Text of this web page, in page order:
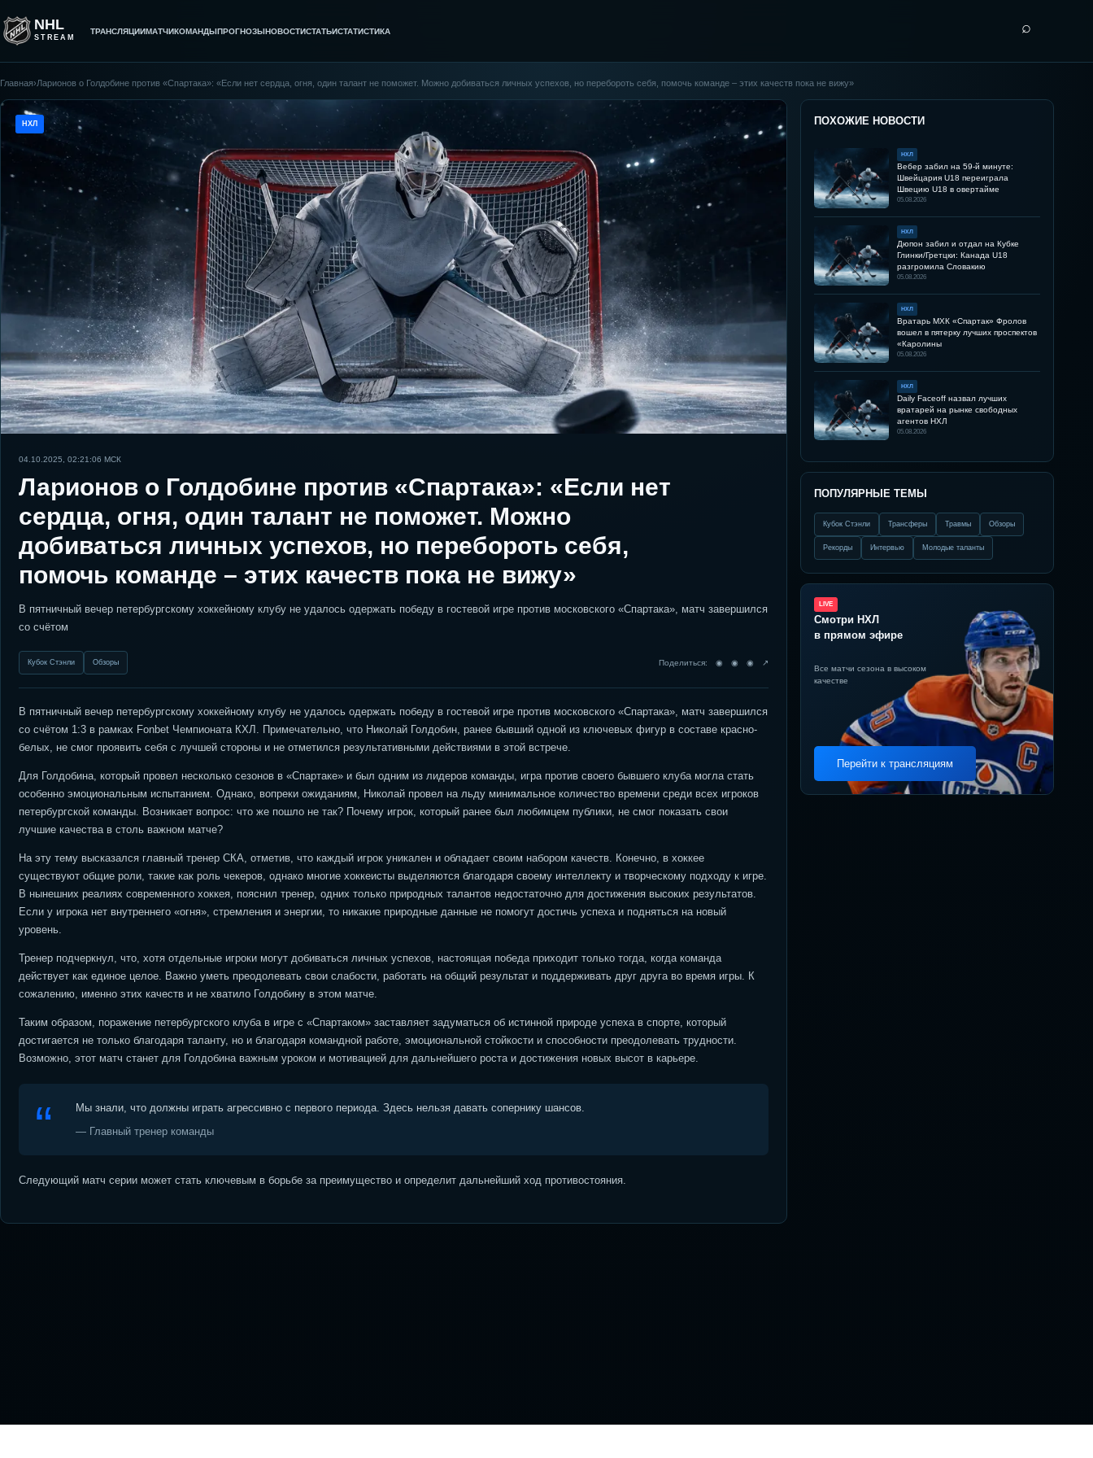
NHL
STREAM
ТРАНСЛЯЦИИМАТЧИКОМАНДЫПРОГНОЗЫНОВОСТИСТАТЬИСТАТИСТИКА ⌕
Главная›Ларионов о Голдобине против «Спартака»: «Если нет сердца, огня, один талант не поможет. Можно добиваться личных успехов, но перебороть себя, помочь команде – этих качеств пока не вижу»
НХЛ
04.10.2025, 02:21:06 МСК
Ларионов о Голдобине против «Спартака»: «Если нет
сердца, огня, один талант не поможет. Можно
добиваться личных успехов, но перебороть себя,
помочь команде – этих качеств пока не вижу»
В пятничный вечер петербургскому хоккейному клубу не удалось одержать победу в гостевой игре против московского «Спартака», матч завершился
со счётом
Кубок Стэнли Обзоры Поделиться: ◉ ◉ ◉ ↗
В пятничный вечер петербургскому хоккейному клубу не удалось одержать победу в гостевой игре против московского «Спартака», матч завершился
со счётом 1:3 в рамках Fonbet Чемпионата КХЛ. Примечательно, что Николай Голдобин, ранее бывший одной из ключевых фигур в составе красно-
белых, не смог проявить себя с лучшей стороны и не отметился результативными действиями в этой встрече.
Для Голдобина, который провел несколько сезонов в «Спартаке» и был одним из лидеров команды, игра против своего бывшего клуба могла стать
особенно эмоциональным испытанием. Однако, вопреки ожиданиям, Николай провел на льду минимальное количество времени среди всех игроков
петербургской команды. Возникает вопрос: что же пошло не так? Почему игрок, который ранее был любимцем публики, не смог показать свои
лучшие качества в столь важном матче?
На эту тему высказался главный тренер СКА, отметив, что каждый игрок уникален и обладает своим набором качеств. Конечно, в хоккее
существуют общие роли, такие как роль чекеров, однако многие хоккеисты выделяются благодаря своему интеллекту и творческому подходу к игре.
В нынешних реалиях современного хоккея, пояснил тренер, одних только природных талантов недостаточно для достижения высоких результатов.
Если у игрока нет внутреннего «огня», стремления и энергии, то никакие природные данные не помогут достичь успеха и подняться на новый
уровень.
Тренер подчеркнул, что, хотя отдельные игроки могут добиваться личных успехов, настоящая победа приходит только тогда, когда команда
действует как единое целое. Важно уметь преодолевать свои слабости, работать на общий результат и поддерживать друг друга во время игры. К
сожалению, именно этих качеств и не хватило Голдобину в этом матче.
Таким образом, поражение петербургского клуба в игре с «Спартаком» заставляет задуматься об истинной природе успеха в спорте, который
достигается не только благодаря таланту, но и благодаря командной работе, эмоциональной стойкости и способности преодолевать трудности.
Возможно, этот матч станет для Голдобина важным уроком и мотивацией для дальнейшего роста и достижения новых высот в карьере.
Мы знали, что должны играть агрессивно с первого периода. Здесь нельзя давать сопернику шансов.
— Главный тренер команды
Следующий матч серии может стать ключевым в борьбе за преимущество и определит дальнейший ход противостояния.
ПОХОЖИЕ НОВОСТИ
НХЛ
Вебер забил на 59-й минуте:
Швейцария U18 переиграла
Швецию U18 в овертайме
05.08.2026
НХЛ
Дюпон забил и отдал на Кубке
Глинки/Гретцки: Канада U18
разгромила Словакию
05.08.2026
НХЛ
Вратарь МХК «Спартак» Фролов
вошел в пятерку лучших проспектов
«Каролины
05.08.2026
НХЛ
Daily Faceoff назвал лучших
вратарей на рынке свободных
агентов НХЛ
05.08.2026
ПОПУЛЯРНЫЕ ТЕМЫ
Кубок Стэнли Трансферы Травмы Обзоры
Рекорды Интервью Молодые таланты
LIVE
Смотри НХЛ
в прямом эфире
Все матчи сезона в высоком
качестве
Перейти к трансляциям